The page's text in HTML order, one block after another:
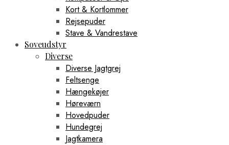
Kort & Kortlommer
Rejsepuder
Stave & Vandrestave
Soveudstyr
Diverse
Diverse Jagtgrej
Feltsenge
Hængekøjer
Høreværn
Hovedpuder
Hundegrej
Jagtkamera